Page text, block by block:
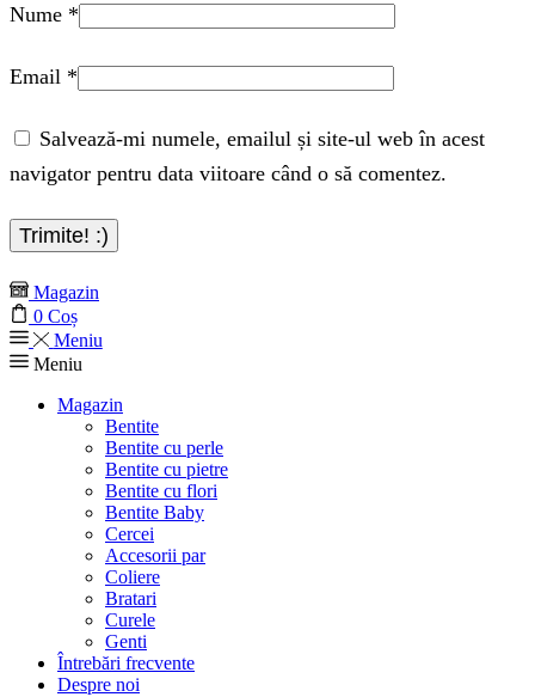
Nume *
Email *
Salvează-mi numele, emailul și site-ul web în acest
navigator pentru data viitoare când o să comentez.
Magazin
0 Coș
Meniu
Meniu
Magazin
Bentite
Bentite cu perle
Bentite cu pietre
Bentite cu flori
Bentite Baby
Cercei
Accesorii par
Coliere
Bratari
Curele
Genti
Întrebări frecvente
Despre noi